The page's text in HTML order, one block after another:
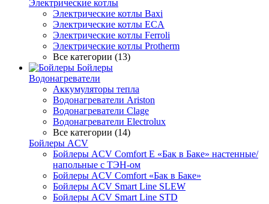
Электрические котлы
Электрические котлы Baxi
Электрические котлы ECA
Электрические котлы Ferroli
Электрические котлы Protherm
Все категории (13)
Бойлеры
Водонагреватели
Аккумуляторы тепла
Водонагреватели Ariston
Водонагреватели Clage
Водонагреватели Electrolux
Все категории (14)
Бойлеры ACV
Бойлеры ACV Comfort E «Бак в Баке» настенные/
напольные c ТЭН-ом
Бойлеры ACV Comfort «Бак в Баке»
Бойлеры ACV Smart Line SLEW
Бойлеры ACV Smart Line STD